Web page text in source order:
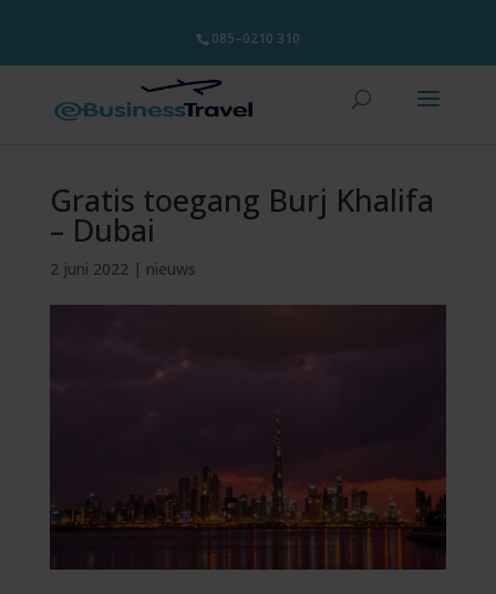
085–0210 310
Gratis toegang Burj Khalifa
– Dubai
2 juni 2022| nieuws